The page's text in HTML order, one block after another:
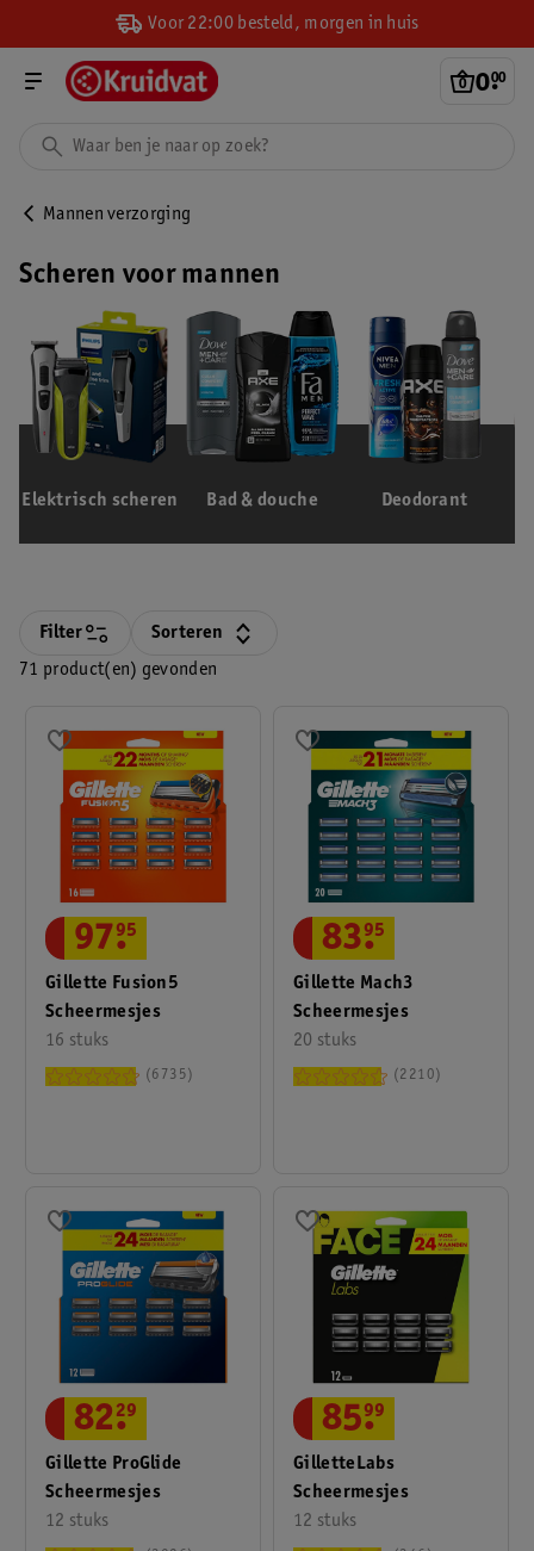
Voor 22:00 besteld, morgen in huis
0.
00
Mannen verzorging
Scheren voor mannen
Elektrisch scheren Bad & douche Deodorant
71 product(en) gevonden
Filter Sorteren
Gillette Fusion5
Scheermesjes
16 stuks
97.
95
6735
Gillette Mach3
Scheermesjes
20 stuks
83.
95
2210
Gillette ProGlide
Scheermesjes
12 stuks
82.
29
GilletteLabs
Scheermesjes
12 stuks
85.
99